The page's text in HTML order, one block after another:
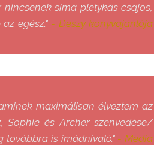
sima pletykás csajos,
egész." - Deszy könyvajánlója
maximálisan élveztem az
Sophie és Archer szenvedése/
továbbra is imádnivaló."- Media